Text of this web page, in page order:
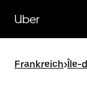
zum
Hauptinhalt
Uber
Frankreich>Île-